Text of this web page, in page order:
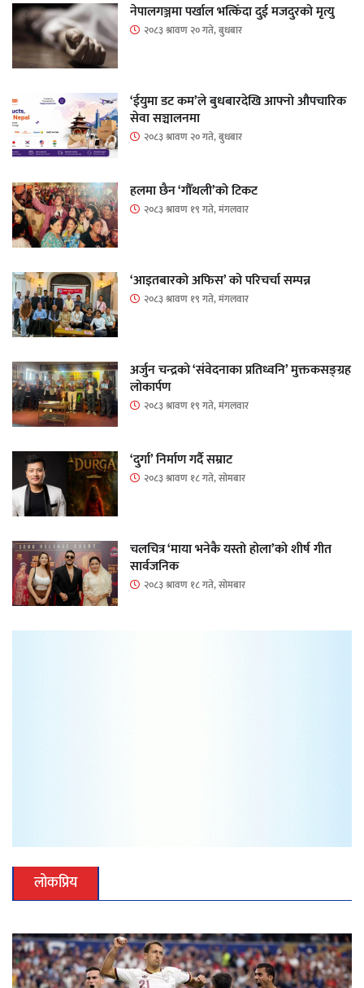
नेपालगञ्जमा पर्खाल भत्किँदा दुई मजदुरको मृत्यु
२०८३ श्रावण २० गते, बुधबार
‘ईयुमा डट कम’ले बुधबारदेखि आफ्नो औपचारिक
सेवा सञ्चालनमा
२०८३ श्रावण २० गते, बुधबार
हलमा छैन ‘गौँथली’को टिकट
२०८३ श्रावण १९ गते, मंगलवार
‘आइतबारको अफिस’ को परिचर्चा सम्पन्न
२०८३ श्रावण १९ गते, मंगलवार
अर्जुन चन्द्रको ‘संवेदनाका प्रतिध्वनि’ मुक्तकसङ्ग्रह
लोकार्पण
२०८३ श्रावण १९ गते, मंगलवार
‘दुर्गा’ निर्माण गर्दै सम्राट
२०८३ श्रावण १८ गते, सोमबार
चलचित्र ‘माया भनेकै यस्तो होला’को शीर्ष गीत
सार्वजनिक
२०८३ श्रावण १८ गते, सोमबार
लोकप्रिय